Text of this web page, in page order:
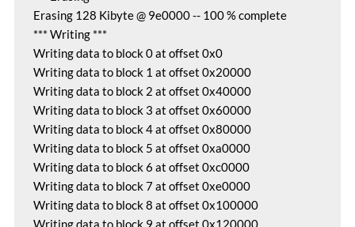
Erasing 128 Kibyte @ 9e0000 -- 100 % complete
*** Writing ***
Writing data to block 0 at offset 0x0
Writing data to block 1 at offset 0x20000
Writing data to block 2 at offset 0x40000
Writing data to block 3 at offset 0x60000
Writing data to block 4 at offset 0x80000
Writing data to block 5 at offset 0xa0000
Writing data to block 6 at offset 0xc0000
Writing data to block 7 at offset 0xe0000
Writing data to block 8 at offset 0x100000
Writing data to block 9 at offset 0x120000